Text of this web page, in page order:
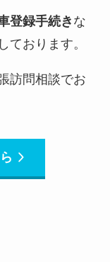
登録手続きな
ております。
訪問相談でお